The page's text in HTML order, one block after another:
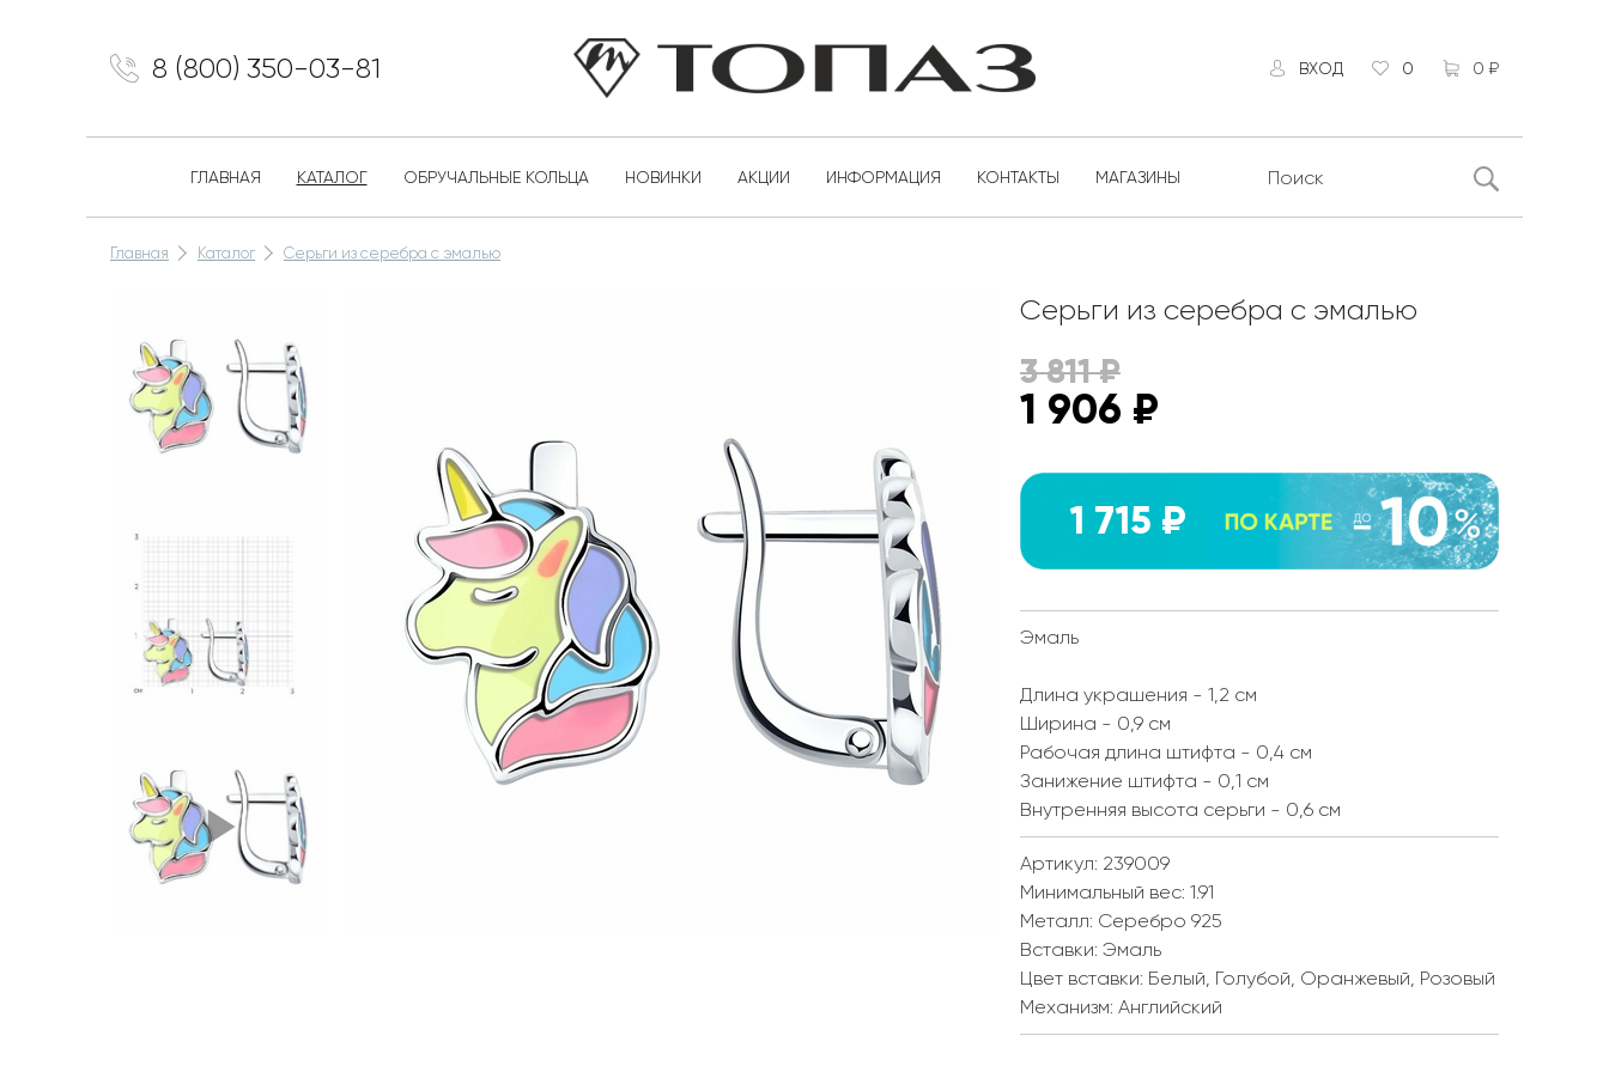
8 (800) 350-03-81 ВХОД 0 0 ₽
ГЛАВНАЯ КАТАЛОГ ОБРУЧАЛЬНЫЕ КОЛЬЦА НОВИНКИ АКЦИИ ИНФОРМАЦИЯ КОНТАКТЫ МАГАЗИНЫ
Главная Каталог Серьги из серебра с эмалью
Серьги из серебра с эмалью
3 811₽
1 906 ₽
1 715 ₽
Эмаль
Длина украшения - 1,2 см
Ширина - 0,9 см
Рабочая длина штифта - 0,4 см
Занижение штифта - 0,1 см
Внутренняя высота серьги - 0,6 см
Артикул: 239009
Минимальный вес: 1.91
Металл: Серебро 925
Вставки: Эмаль
Цвет вставки: Белый, Голубой, Оранжевый, Розовый
Механизм: Английский